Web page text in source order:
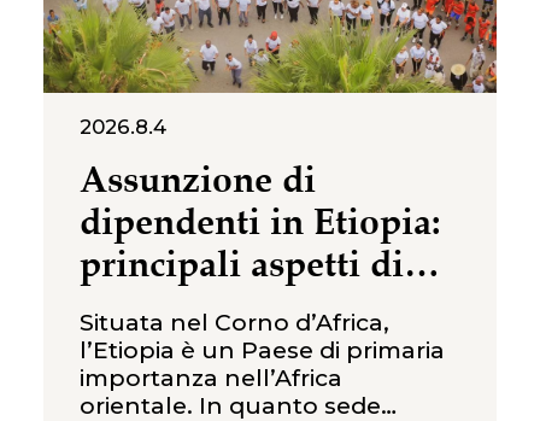
2026.8.4
Assunzione di
dipendenti in Etiopia:
principali aspetti di
diritto del lavoro per
le imprese straniere
Situata nel Corno d’Africa,
l’Etiopia è un Paese di primaria
importanza nell’Africa
orientale. In quanto sede